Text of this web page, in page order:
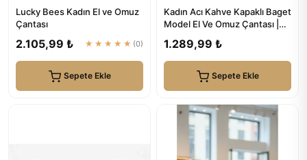
Lucky Bees Kadın El ve Omuz
Çantası
2.105,99 ₺ ★★★★★ (0)
Sepete Ekle
Kadın Acı Kahve Kapaklı Baget
Model El Ve Omuz Çantası |
1.289,99 ₺
Sepete Ekle